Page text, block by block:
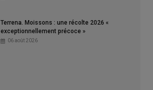
Terrena. Moissons : une récolte 2026 «
exceptionnellement précoce »
06 août 2026